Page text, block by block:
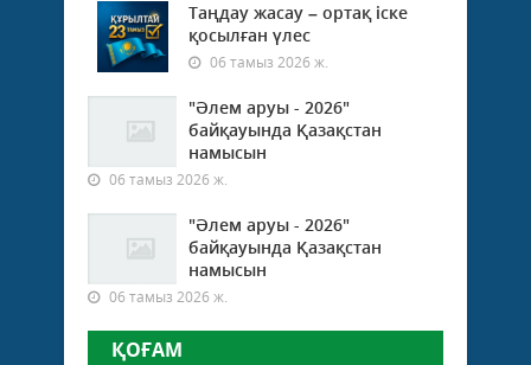
Таңдау жасау – ортақ іске
қосылған үлес
06 тамыз 2026 ж.
"Әлем аруы - 2026"
байқауында Қазақстан
намысын
06 тамыз 2026 ж.
"Әлем аруы - 2026"
байқауында Қазақстан
намысын
06 тамыз 2026 ж.
ҚОҒАМ